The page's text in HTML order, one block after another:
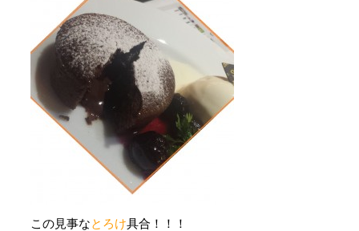
この見事なとろけ具合！！！